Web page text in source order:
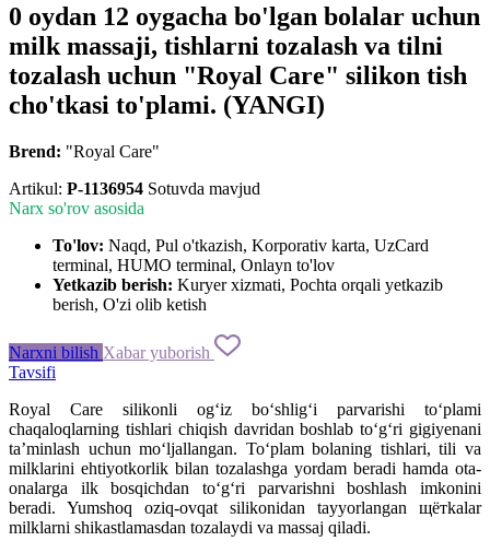
0 oydan 12 oygacha bo'lgan bolalar uchun
milk massaji, tishlarni tozalash va tilni
tozalash uchun "Royal Care" silikon tish
cho'tkasi to'plami. (YANGI)
Brend: "Royal Care"
Artikul: P-1136954 Sotuvda mavjud
Narx so'rov asosida
To'lov: Naqd, Pul o'tkazish, Korporativ karta, UzCard
terminal, HUMO terminal, Onlayn to'lov
Yetkazib berish: Kuryer xizmati, Pochta orqali yetkazib
berish, O'zi olib ketish
Narxni bilish Xabar yuborish
Tavsifi
Royal Care silikonli og‘iz bo‘shlig‘i parvarishi to‘plami
chaqaloqlarning tishlari chiqish davridan boshlab to‘g‘ri gigiyenani
ta’minlash uchun mo‘ljallangan. To‘plam bolaning tishlari, tili va
milklarini ehtiyotkorlik bilan tozalashga yordam beradi hamda ota-
onalarga ilk bosqichdan to‘g‘ri parvarishni boshlash imkonini
beradi. Yumshoq oziq-ovqat silikonidan tayyorlangan щётkalar
milklarni shikastlamasdan tozalaydi va massaj qiladi.